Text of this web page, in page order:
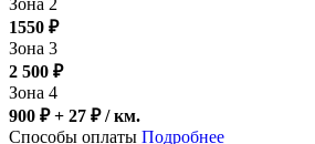
Зона 2
1550 ₽
Зона 3
2 500 ₽
Зона 4
900 ₽ + 27 ₽/ км.
Способы оплаты Подробнее